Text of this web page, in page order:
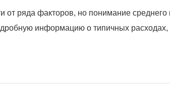
от ряда факторов, но понимание среднего
информацию о типичных расходах,